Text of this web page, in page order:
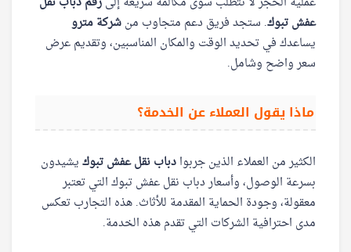
عفش تبوك. ستجد فريق دعم متجاوب منشركة مترو
يساعدك في تحديد الوقت والمكان المناسبين، وتقديم عرض
سعر واضح وشامل.
ماذا يقول العملاء عن الخدمة؟
الكثير من العملاء الذين جربوادباب نقل عفش تبوكيشيدون
بسرعة الوصول، وأسعار دباب نقل عفش تبوك التي تعتبر
معقولة، وجودة الحماية المقدمة للأثاث. هذه التجارب تعكس
مدى احترافية الشركات التي تقدم هذه الخدمة.